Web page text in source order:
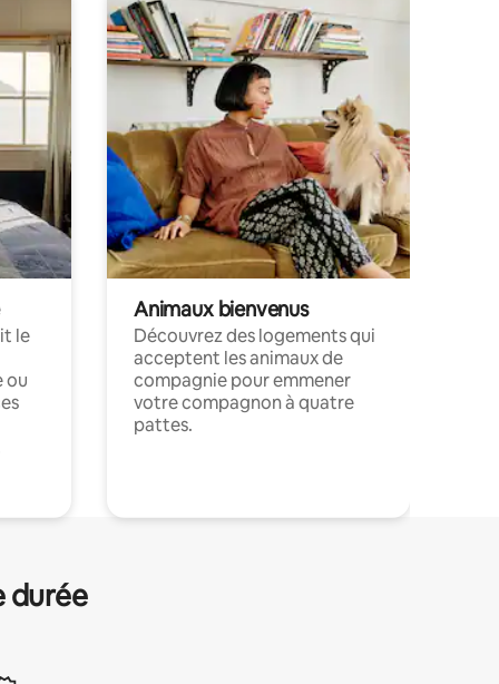
le
ou
Animaux bienvenus
Découvrez des logements qui
acceptent les animaux de
compagnie pour emmener
votre compagnon à quatre
pattes.
durée